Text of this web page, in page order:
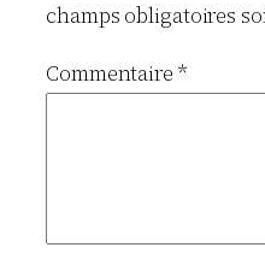
champs obligatoires
Commentaire *